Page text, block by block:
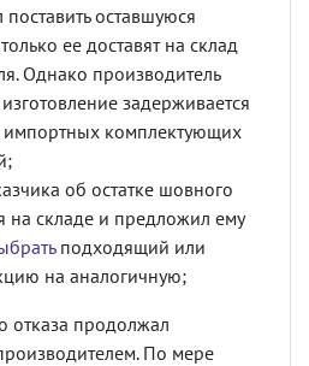
оставшуюся
ее доставят на склад
Однако производитель
изготовление задерживается
импортных комплектующих
об остатке шовного
на складе и предложил ему
подходящий или
на аналогичную;
отказа продолжал
По мере